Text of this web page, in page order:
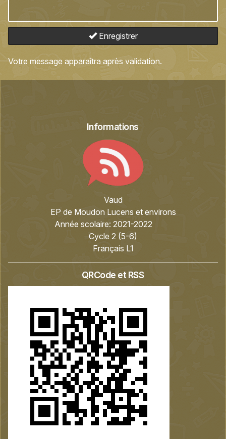
Enregistrer
Votre message apparaîtra après validation.
Informations
Vaud
EP de Moudon Lucens et environs
Année scolaire: 2021-2022
Cycle 2 (5-6)
Français L1
QRCode et RSS